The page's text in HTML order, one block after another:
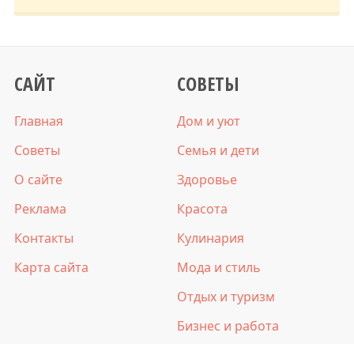
САЙТ
Главная
Советы
О сайте
Реклама
Контакты
Карта сайта
СОВЕТЫ
Дом и уют
Семья и дети
Здоровье
Красота
Кулинария
Мода и стиль
Отдых и туризм
Бизнес и работа